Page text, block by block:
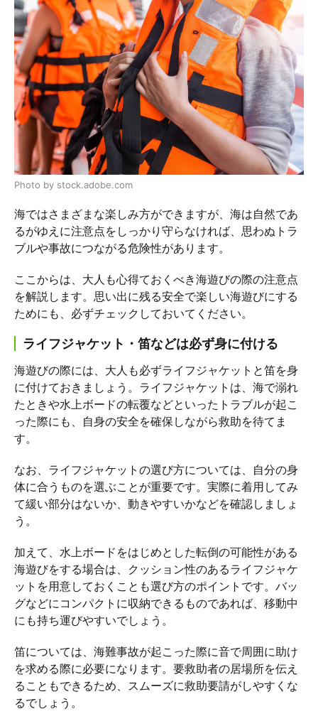
Photo by stock.adobe.com
海ではさまざまな楽しみ方ができますが、海は自然であ
るがゆえに注意点をしっかり守らなければ、思わぬトラ
ブルや事故につながる危険性があります。
ここからは、大人も心得ておくべき海遊びの際の注意点
を解説します。思い出に残る安全で楽しい海遊びにする
ためにも、必ずチェックしておいてください。
ライフジャケット・笛などは必ず身に付ける
海遊びの際には、大人も必ずライフジャケットと笛を身
に付けておきましょう。ライフジャケットは、海で溺れ
たときや水上ボードの転覆などといったトラブルが起こ
った際にも、自身の安全を確保しながら救助を待てま
す。
なお、ライフジャケットの選び方については、自分の身
体に合うものを選ぶことが重要です。実際に着用してみ
て緩い部分はないか、動きやすいかなどを確認しましょ
う。
加えて、水上ボードをはじめとした転倒の可能性がある
海遊びをする場合は、クッション性のあるライフジャケ
ットを用意しておくことも選び方のポイントです。バッ
グなどにコンパクトに収納できるものであれば、移動中
にも持ち運びやすいでしょう。
笛については、海難事故が起こった際に音で周囲に助け
を求める際に必要になります。要救助者の居場所を伝え
ることもできるため、スムーズに救助要請がしやすくな
るでしょう。